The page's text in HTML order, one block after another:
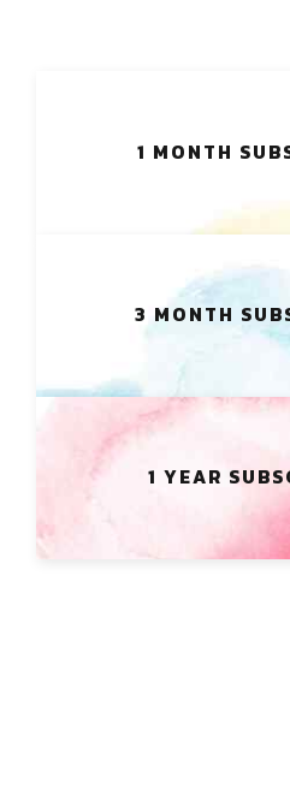
1 MONTH
3 MONTH
1 YEAR